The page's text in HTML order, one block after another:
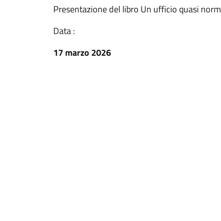
Presentazione del libro Un ufficio quasi
Data :
17 marzo 2026